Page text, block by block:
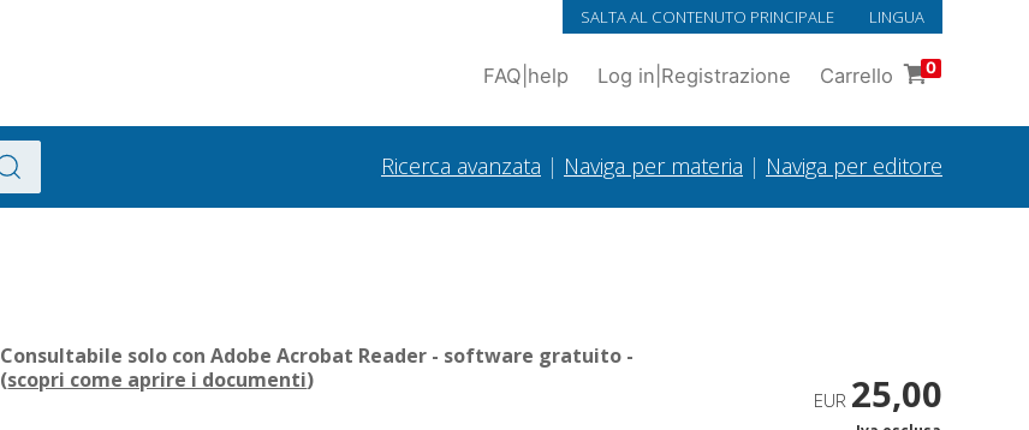
SALTA AL CONTENUTO PRINCIPALE LINGUA
FAQ help Log in Registrazione Carrello 0
Ricerca avanzata | Naviga per materia | Naviga per editore
Consultabile solo con Adobe Acrobat Reader - software gratuito -
(scopri come aprire i documenti)
EUR 25,00